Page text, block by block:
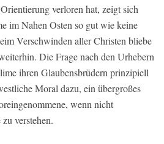
verloren hat, zeigt sich
im Nahen Osten so gut wie keine
Verschwinden aller Christen bliebe
Die Frage nach den Urhebern
ihren Glaubensbrüdern prinzipiell
Moral dazu, ein übergroßes
wenn nicht
verstehen.